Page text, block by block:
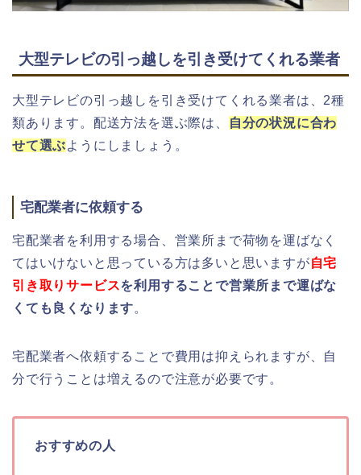
大型テレビの引っ越しを引き受けてくれる業者
大型テレビの引っ越しを引き受けてくれる業者は、2種
類あります。配送方法を選ぶ際は、
自分の状況に合わ
せて選ぶようにしましょう。
宅配業者に依頼する
宅配業者を利用する場合、営業所まで荷物を運ばなく
てはいけないと思っている方は多いと思いますが自宅
引き取りサービスを利用することで営業所まで運ばな
くても良くなります。
宅配業者へ依頼することで費用は抑えられますが、自
分で行うことは増えるので注意が必要です。
おすすめの人